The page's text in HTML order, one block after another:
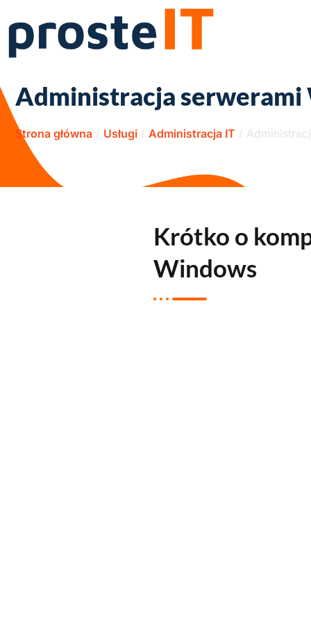
Administracja serwerami
Strona główna / Usługi / Administracja IT /
Krótko o
Windows